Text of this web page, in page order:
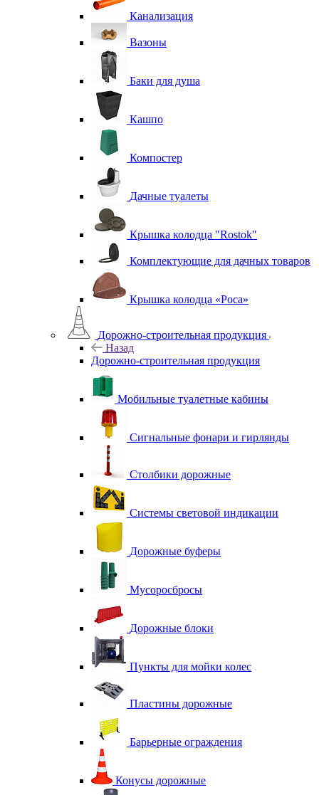
Канализация
Вазоны
Баки для душа
Кашпо
Компостер
Дачные туалеты
Крышка колодца "Rostok"
Комплектующие для дачных товаров
Крышка колодца «Роса»
Дорожно-строительная продукция
Назад
Дорожно-строительная продукция
Мобильные туалетные кабины
Сигнальные фонари и гирлянды
Столбики дорожные
Системы световой индикации
Дорожные буферы
Мусоросбросы
Дорожные блоки
Пункты для мойки колес
Пластины дорожные
Барьерные ограждения
Конусы дорожные